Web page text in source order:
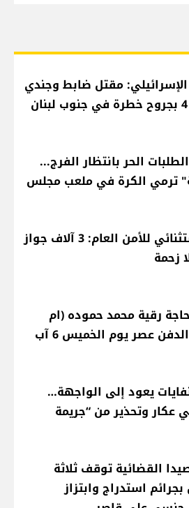
مقتل ضابط وجندي
الحر بانتظار الفرج...
ترمي الكرة في ملعب مجلس
أداء استثنائي للأمن العام: 3 آلاف جواز
زحمة
رقية محمد حموده (ام
محمد)، الدفن عصر يوم الخميس 6 آب
يعود إلى الواجهة…
وتحذير من “جريمة
القضائية توقف ثلاثة
استدراج وابتزاز